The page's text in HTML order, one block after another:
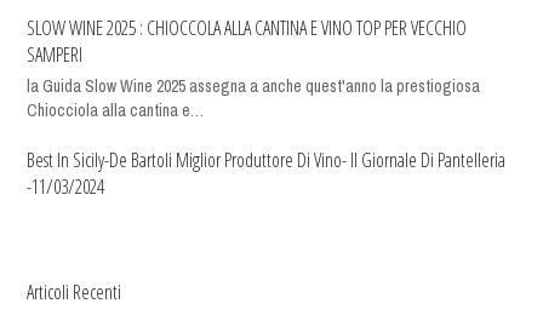
SLOW WINE 2025 : CHIOCCOLA ALLA CANTINA E VINO TOP PER VECCHIO
SAMPERI
la Guida Slow Wine 2025 assegna a anche quest'anno la prestiogiosa
Chiocciola alla cantina e…
Best In Sicily-De Bartoli Miglior Produttore Di Vino- Il Giornale Di Pantelleria
-11/03/2024
Articoli Recenti